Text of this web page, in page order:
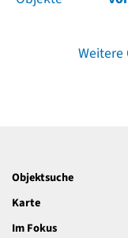
Weitere
Objektsuche
Karte
Im Fokus